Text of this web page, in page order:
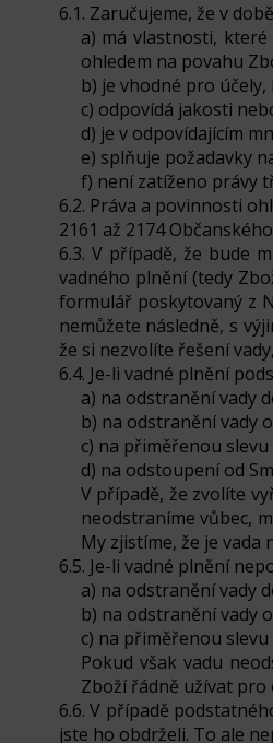
6.1. Zaručujeme, že v
a) má vlastnosti,
ohledem na povahu
b) je vhodné pro
c) odpovídá jakosti
d) je v odpovídajícím
e) splňuje požadavky
f) není zatíženo právy
6.2. Práva a povinnosti
2161 až 2174
6.3. V případě, že bude
vadného plnění (tedy
formulář poskytovaný z
nemůžete následně, s
že si nezvolíte řešení
6.4. Je-li vadné plnění
a) na odstranění vady
b) na odstranění vady
c) na přiměřenou slevu
d) na odstoupení od
V případě, že zvolíte
neodstraníme vůbec,
My zjistíme, že je
6.5. Je-li vadné plnění
a) na odstranění vady
b) na odstranění vady
c) na přiměřenou slevu
Pokud však vadu
Zboží řádně užívat pro
6.6. V případě
jste ho obdrželi. To ale